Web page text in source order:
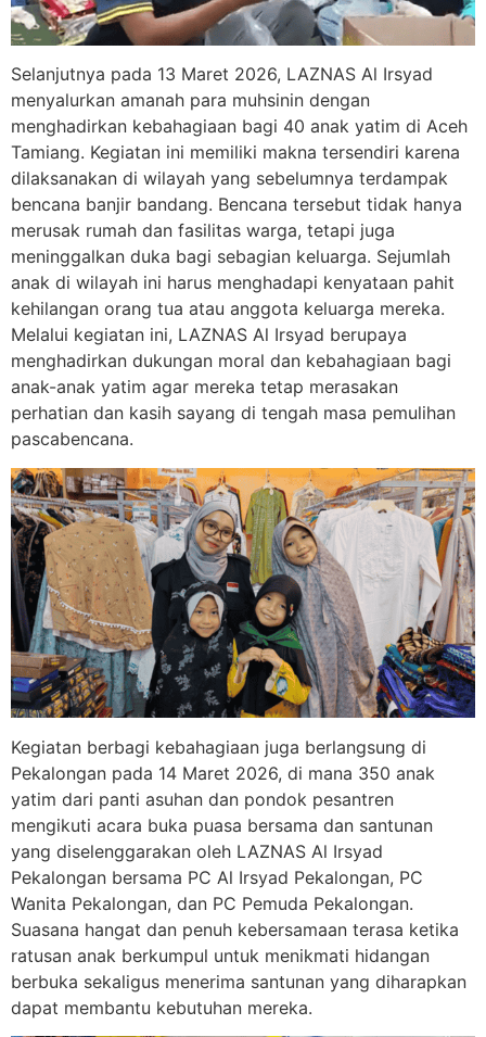
Selanjutnya pada 13 Maret 2026, LAZNAS Al Irsyad
menyalurkan amanah para muhsinin dengan
menghadirkan kebahagiaan bagi 40 anak yatim di Aceh
Tamiang. Kegiatan ini memiliki makna tersendiri karena
dilaksanakan di wilayah yang sebelumnya terdampak
bencana banjir bandang. Bencana tersebut tidak hanya
merusak rumah dan fasilitas warga, tetapi juga
meninggalkan duka bagi sebagian keluarga. Sejumlah
anak di wilayah ini harus menghadapi kenyataan pahit
kehilangan orang tua atau anggota keluarga mereka.
Melalui kegiatan ini, LAZNAS Al Irsyad berupaya
menghadirkan dukungan moral dan kebahagiaan bagi
anak-anak yatim agar mereka tetap merasakan
perhatian dan kasih sayang di tengah masa pemulihan
pascabencana.
Kegiatan berbagi kebahagiaan juga berlangsung di
Pekalongan pada 14 Maret 2026, di mana 350 anak
yatim dari panti asuhan dan pondok pesantren
mengikuti acara buka puasa bersama dan santunan
yang diselenggarakan oleh LAZNAS Al Irsyad
Pekalongan bersama PC Al Irsyad Pekalongan, PC
Wanita Pekalongan, dan PC Pemuda Pekalongan.
Suasana hangat dan penuh kebersamaan terasa ketika
ratusan anak berkumpul untuk menikmati hidangan
berbuka sekaligus menerima santunan yang diharapkan
dapat membantu kebutuhan mereka.